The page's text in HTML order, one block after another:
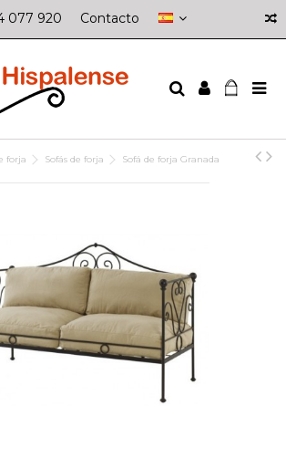
077 920 Contacto
forja Sofás de forja Sofá de forja Granada